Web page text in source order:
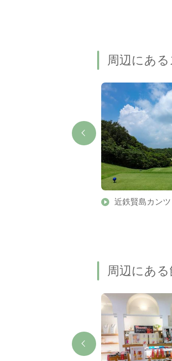
周辺にある
近鉄賢島カン
周辺にあ